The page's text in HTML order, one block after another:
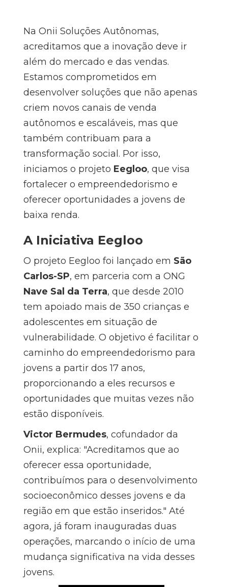
Na Onii Soluções Autônomas,
acreditamos que a inovação deve ir
além do mercado e das vendas.
Estamos comprometidos em
desenvolver soluções que não apenas
criem novos canais de venda
autônomos e escaláveis, mas que
também contribuam para a
transformação social. Por isso,
iniciamos o projeto Eegloo, que visa
fortalecer o empreendedorismo e
oferecer oportunidades a jovens de
baixa renda.
A Iniciativa Eegloo
O projeto Eegloo foi lançado em São
Carlos-SP, em parceria com a ONG
Nave Sal da Terra, que desde 2010
tem apoiado mais de 350 crianças e
adolescentes em situação de
vulnerabilidade. O objetivo é facilitar o
caminho do empreendedorismo para
jovens a partir dos 17 anos,
proporcionando a eles recursos e
oportunidades que muitas vezes não
estão disponíveis.
Victor Bermudes, cofundador da
Onii, explica: "Acreditamos que ao
oferecer essa oportunidade,
contribuímos para o desenvolvimento
socioeconômico desses jovens e da
região em que estão inseridos." Até
agora, já foram inauguradas duas
operações, marcando o início de uma
mudança significativa na vida desses
jovens.